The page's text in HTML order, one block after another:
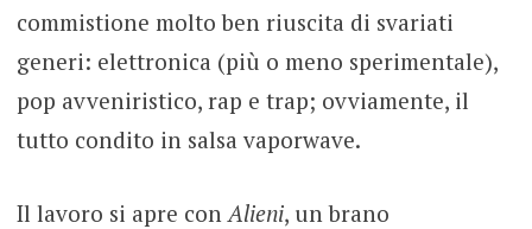
commistione molto ben riuscita di svariati
generi: elettronica (più o meno sperimentale),
pop avveniristico, rap e trap; ovviamente, il
tutto condito in salsa vaporwave.
Il lavoro si apre con Alieni, un brano